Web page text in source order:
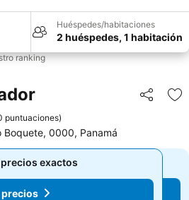
Huéspedes/habitaciones
2 huéspedes, 1 habitación
ranking
Compartir
puntuaciones)
Boquete, 0000, Panamá
exactos
precios
exactos
precios